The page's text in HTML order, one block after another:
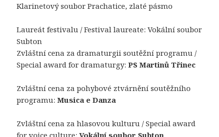
Klarinetový soubor Prachatice, zlaté pásmo
Laureát festivalu / Festival laureate: Vokální soubor
Subton
Zvláštní cena za dramaturgii soutěžní programu /
Special award for dramaturgy:PS Martinů Třinec
Zvláštní cena za pohybové ztvárnění soutěžního
programu:Musica e Danza
Zvláštní cena za hlasovou kulturu / Special award